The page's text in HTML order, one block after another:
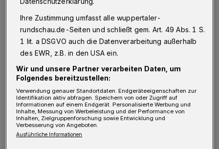
sie meinem mehrfach eingereichten Wunsch
nachgekommen sind und
den jahrelangen unzumutbaren Zustand des
defekten Geröll-Abfangzauns an der Ecke
Rauentaler Bergstraße und Langerfelder
Straße beseitigt und durch einen neuen Zaun
ersetzt haben.
Gleichzeitig mit diesem Dank möchte ich aber
Ihre Zustimmung umfasst alle wuppertaler-
rundschau.de-Seiten und schließt gem. Art. 49 Abs. 1 S.
1 lit. a DSGVO auch die Datenverarbeitung außerhalb
des EWR, z.B. in den USA ein.
Wir und unsere Partner verarbeiten Daten, um
Folgendes bereitzustellen:
Verwendung genauer Standortdaten. Endgeräteeigenschaften zur
Identifikation aktiv abfragen. Speichern von oder Zugriff auf
Informationen auf einem Endgerät. Personalisierte Werbung und
Inhalte, Messung von Werbeleistung und der Performance von
Inhalten, Zielgruppenforschung sowie Entwicklung und
Verbesserung von Angeboten.
Ausführliche Informationen